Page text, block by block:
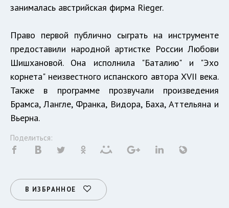
занималась австрийская фирма Rieger.
Право первой публично сыграть на инструменте
предоставили народной артистке России Любови
Шишхановой. Она исполнила "Баталию" и "Эхо
корнета" неизвестного испанского автора XVII века.
Также в программе прозвучали произведения
Брамса, Лангле, Франка, Видора, Баха, Аттельяна и
Вьерна.
Поделиться:
В ИЗБРАННОЕ